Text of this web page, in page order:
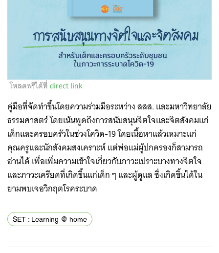
โหลดฟรีได้ที่direct link
คู่มือที่จัดทำขึ้นโดยความร่วมมือระหว่าง สสส. และมหาวิทยาลัย
ธรรมศาสตร์ โดยเน้นพูดถึงการสนับสนุนจิตใจและจิตสังคมแก่
เด็กและครอบครัวในช่วงโควิด-19 โดยเนื้อหาแล้วเหมาะแก่
คุณครูและนักสังคมสงเคราะห์ แต่พ่อแม่ผู้ปกครองก็สามารถ
อ่านได้ เพื่อเพิ่มความเข้าใจเกี่ยวกับภาวะเปราะบางทางจิตใจ
และภาวะเครียดที่เกิดขึ้นแก่เด็ก ๆ และผู้ดูแล ซึ่งเกิดขึ้นได้ใน
ยามพบเจอวิกฤตโรคระบาด
SET : Learning @ home